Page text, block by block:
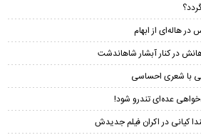
هاله‌ای از ابهام
در کنار آبشار شاهاندشت
با شعری احساسی
عده‌ای تندرو شود!
کیانی در اکران فیلم جدیدش